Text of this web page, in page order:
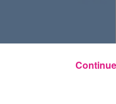
Ibiza, Cagliari, et